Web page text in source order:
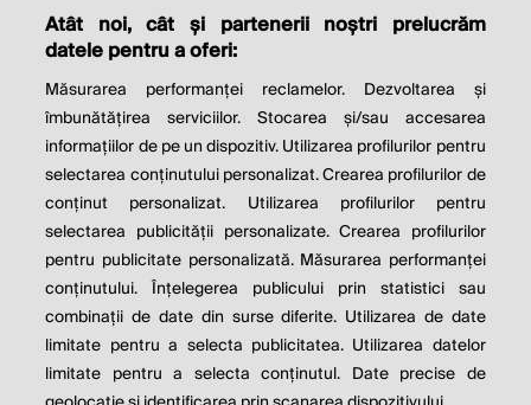
THE SOCIAL RESPONSIBILITY OF
BUSINESS IS TO INCREASE ITS
PROFITS.
Milton Friedman
© 2026 Profit.ro. Toate drepturile rezervate.
Dezvoltat de1616.ro
Contact Publicitate Despre noi
Politica de cookie Politica de
confidențialitate
Atât noi, cât și partenerii noștri prelucrăm
datele pentru a oferi:
Măsurarea performanței reclamelor. Dezvoltarea și
îmbunătățirea serviciilor. Stocarea și/sau accesarea
informațiilor de pe un dispozitiv. Utilizarea profilurilor pentru
selectarea conținutului personalizat. Crearea profilurilor de
conținut personalizat. Utilizarea profilurilor pentru
selectarea publicității personalizate. Crearea profilurilor
pentru publicitate personalizată. Măsurarea performanței
conținutului. Înțelegerea publicului prin statistici sau
combinații de date din surse diferite. Utilizarea de date
limitate pentru a selecta publicitatea. Utilizarea datelor
limitate pentru a selecta conținutul. Date precise de